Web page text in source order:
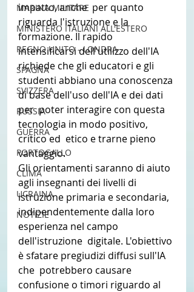
MARINA MILITARE
MINISTERO ITALIANI ALL'ESTERO
REGNO UNITO - LONDRA
SPAGNA
SVIZZERA
RUSSIA
GUERRA
PORTOGALLO
CLIMA
UCRAINA
NOTIZIE
impatto, anche  per quanto
riguarda l'istruzione e la
formazione. Il rapido
intensificarsi dell'utilizzo dell'IA
richiede che gli educatori e gli
studenti abbiano una conoscenza
di base dell'uso dell'IA e dei dati
per  poter interagire con questa
tecnologia in modo positivo,
critico ed  etico e trarne pieno
vantaggio.
Gli orientamenti saranno di aiuto
agli insegnanti dei livelli di
istruzione primaria e secondaria,
indipendentemente dalla loro
esperienza nel campo
dell'istruzione  digitale. L'obiettivo
è sfatare pregiudizi diffusi sull'IA
che  potrebbero causare
confusione o timori riguardo al